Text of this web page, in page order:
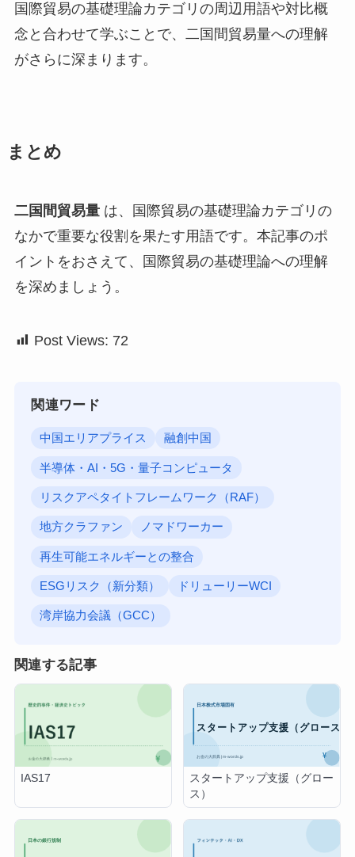
国際貿易の基礎理論カテゴリの周辺用語や対比概
念と合わせて学ぶことで、二国間貿易量への理解
がさらに深まります。
まとめ
二国間貿易量は、国際貿易の基礎理論カテゴリの
なかで重要な役割を果たす用語です。本記事のポ
イントをおさえて、国際貿易の基礎理論への理解
を深めましょう。
Post Views: 72
関連ワード
中国エリアプライス 融創中国
半導体・AI・5G・量子コンピュータ
リスクアペタイトフレームワーク（RAF）
地方クラファン ノマドワーカー
再生可能エネルギーとの整合
ESGリスク（新分類） ドリューリーWCI
湾岸協力会議（GCC）
関連する記事
IAS17
スタートアップ支援（グロー
ス）